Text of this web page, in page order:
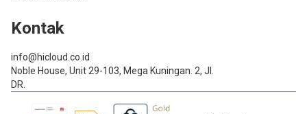
Kontak
info@hicloud.co.id
Noble House, Unit 29-103, Mega Kuningan. 2, Jl.
DR.